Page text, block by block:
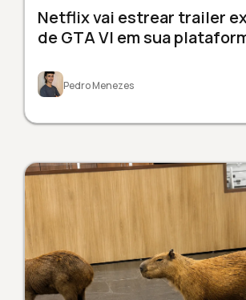
Netflix vai estrear trailer
de GTA VI em sua
Pedro Menezes